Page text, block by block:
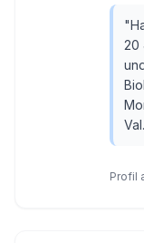
"
20
Profil